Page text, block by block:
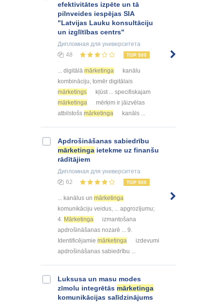
efektivitātes izpēte un tā
pilnveides iespējas SIA
"Latvijas Lauku konsultāciju
un izglītības centrs"
Дипломная для университета
48
TOP 500
... digitālā mārketinga
kanālu
kombināciju, tomēr digitālais
mārketings
kļūst ... specifiskajam
mārketinga
mērķim ir jāizvēlas
atbilstošs mārketinga kanāls ...
Apdrošināšanas sabiedrību
mārketinga ietekme uz finanšu
rādītājiem
Дипломная для университета
62
TOP 500
... kanālus un mārketinga
komunikāciju veidus, ... apgrozījumu;
4. Mārketinga
izmantošana
apdrošināšanas nozarē ... 9.
Identificējamie mārketinga
izdevumi
apdrošināšanas sabiedrību ...
Luksusa un masu modes
zīmolu integrētās mārketinga
komunikācijas salīdzinājums